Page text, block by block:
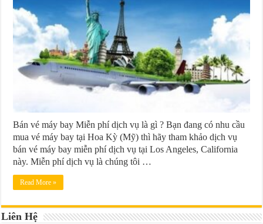
Bán vé máy bay Miễn phí dịch vụ là gì ? Bạn đang có nhu cầu
mua vé máy bay tại Hoa Kỳ (Mỹ) thì hãy tham khảo dịch vụ
bán vé máy bay miễn phí dịch vụ tại Los Angeles, California
này. Miễn phí dịch vụ là chúng tôi …
Read More »
Liên Hệ